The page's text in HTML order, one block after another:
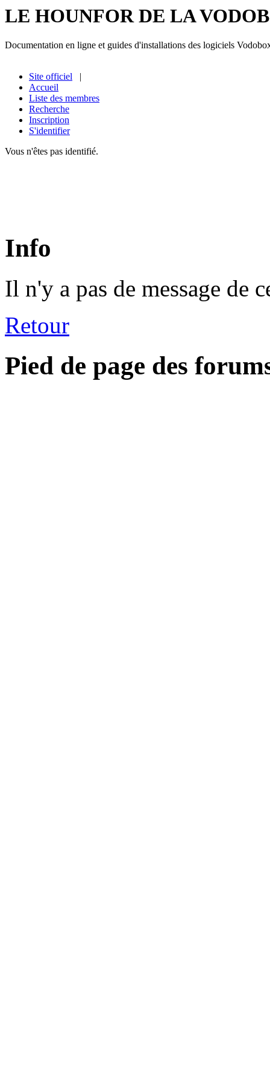
LE HOUNFOR DE LA
Documentation en ligne et guides d'installations des logiciels
Site officiel |
Accueil
Liste des membres
Recherche
Inscription
S'identifier
Vous n'êtes pas identifié.
Info
Il n'y a pas de message de
Retour
Pied de page des